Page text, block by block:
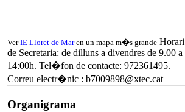
VerIE Lloret de Maren un mapa m�s grande Horari
de Secretaria: de dilluns a divendres de 9.00 a
14:00h. Tel�fon de contacte: 972361495.
Correu electr�nic : b7009898@xtec.cat
Organigrama